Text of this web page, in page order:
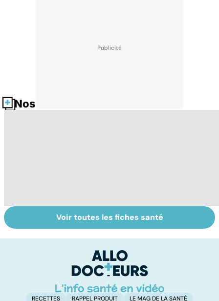
Nos fiches santé
La tuberculose
pulmonaire
Le TDAH, un
trouble de
ou sans
hyperactivité
Voir toutes les fiches santé
RECETTES RAPPEL PRODUIT LE MAG DE LA SANTÉ